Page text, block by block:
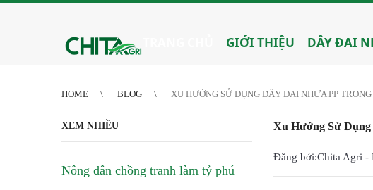
GIỚI THIỆU DÂY ĐAI
HOME BLOG XU HƯỚNG SỬ DỤNG DÂY ĐAI NHƯA PP
Xu Hướng Sử
Đăng bởi:Chita Agri -
XEM NHIỀU
Nông dân chồng tranh làm tỷ phú